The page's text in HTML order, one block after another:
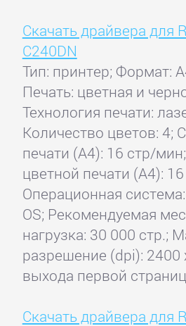
Скачать драйвера для
C240DN
Тип: принтер; Формат:
Печать: цветная и
Технология печати:
Количество цветов: 4;
печати (А4): 16 стр/
цветной печати (А4):
Операционная
OS; Рекомендуемая
нагрузка: 30 000 стр.;
разрешение (dpi): 2400
выхода первой
Скачать драйвера для